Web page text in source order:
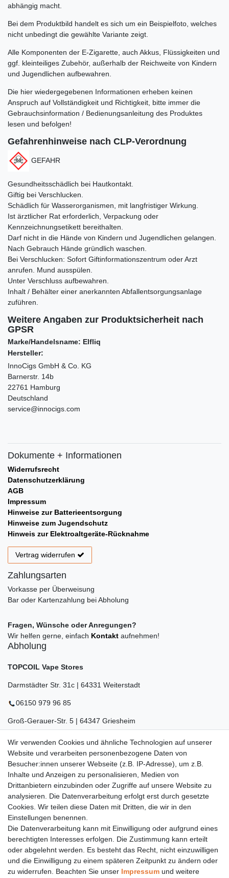
abhängig macht.
Bei dem Produktbild handelt es sich um ein Beispielfoto, welches
nicht unbedingt die gewählte Variante zeigt.
Alle Komponenten der E-Zigarette, auch Akkus, Flüssigkeiten und
ggf. kleinteiliges Zubehör, außerhalb der Reichweite von Kindern
und Jugendlichen aufbewahren.
Die hier wiedergegebenen Informationen erheben keinen
Anspruch auf Vollständigkeit und Richtigkeit, bitte immer die
Gebrauchsinformation / Bedienungsanleitung des Produktes
lesen und befolgen!
Gefahrenhinweise nach CLP-Verordnung
GEFAHR
Gesundheitsschädlich bei Hautkontakt.
Giftig bei Verschlucken.
Schädlich für Wasserorganismen, mit langfristiger Wirkung.
Ist ärztlicher Rat erforderlich, Verpackung oder
Kennzeichnungsetikett bereithalten.
Darf nicht in die Hände von Kindern und Jugendlichen gelangen.
Nach Gebrauch Hände gründlich waschen.
Bei Verschlucken: Sofort Giftinformationszentrum oder Arzt
anrufen. Mund ausspülen.
Unter Verschluss aufbewahren.
Inhalt / Behälter einer anerkannten Abfallentsorgungsanlage
zuführen.
Weitere Angaben zur Produktsicherheit nach
GPSR
Marke/Handelsname: Elfliq
Hersteller:
InnoCigs GmbH & Co. KG
Barnerstr. 14b
22761 Hamburg
Deutschland
service@innocigs.com
Dokumente + Informationen
Widerrufsrecht
Datenschutzerklärung
AGB
Impressum
Hinweise zur Batterieentsorgung
Hinweise zum Jugendschutz
Hinweis zur Elektroaltgeräte-Rücknahme
Vertrag widerrufen
Zahlungsarten
Vorkasse per Überweisung
Bar oder Kartenzahlung bei Abholung
Fragen, Wünsche oder Anregungen?
Wir helfen gerne, einfach Kontakt aufnehmen!
Abholung
TOPCOIL Vape Stores
Darmstädter Str. 31c | 64331 Weiterstadt
06150 979 96 85
Groß-Gerauer-Str. 5 | 64347 Griesheim
06155 834 88 58
Eberstädter Str. 21 | 64319 Pfungstadt
06157 984 88 55
Öffnungszeiten finden Sie hier: www.topcoil.de
E-MAIL **
Newsletter
Honig
Hiermit bestätige ich, dass ich dieDaten­schutz­erklärunggelesen habe.
Meine Einwilligung kann ich jederzeit widerrufen.**
Abonnieren
Wir verwenden Cookies und ähnliche Technologien auf unserer
Website und verarbeiten personenbezogene Daten von
Besucher:innen unserer Webseite (z.B. IP-Adresse), um z.B.
Inhalte und Anzeigen zu personalisieren, Medien von
Drittanbietern einzubinden oder Zugriffe auf unsere Website zu
analysieren. Die Datenverarbeitung erfolgt erst durch gesetzte
Cookies. Wir teilen diese Daten mit Dritten, die wir in den
Einstellungen benennen.
Die Datenverarbeitung kann mit Einwilligung oder aufgrund eines
berechtigten Interesses erfolgen. Die Zustimmung kann erteilt
oder abgelehnt werden. Es besteht das Recht, nicht einzuwilligen
und die Einwilligung zu einem späteren Zeitpunkt zu ändern oder
zu widerrufen. Beachten Sie unser Impressum und weitere